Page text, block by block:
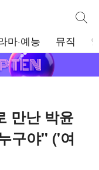
통합
마·예능 뮤직
만난 박윤
구야" ('여